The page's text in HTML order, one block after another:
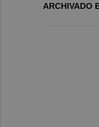
ARCHIVADO